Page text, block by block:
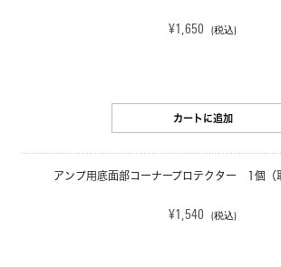
¥1,650 (税込)
カートに追加
アンプ用底面部コーナープロテクター　1個（
¥1,540 (税込)